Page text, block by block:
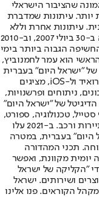
שהציבור הישראלי
יותר. עיתונות שמדברת
עיתונות אחרת וללא
תשלום. המהדורה המודפסת הראשונה פורסמה ב-30 ביולי 2007, וב-2010
הגבוה ביותר בימי
הוא עמר לחמנוביץ,
של "ישראל היום" בעברית
ובאנגלית, כמו כן היישומונים (אפליקציות) לאנדרואיד ול-iOS, מציגים
ניתוחים ופרשנויות,
של "ישראל היום"
טכנולוגיה, ספורט,
כלכלה וצרכנות, בריאות, חיילים, אוכל, יהדות, תיירות ורכב. ב-2021 עלו
היום" בעברית, במטרה
תכני המהדורה
יומית מקוונת, ואפשר
"הקליקה של ישראל
ושירותים. ישראל
הקוראים. פנו אלינו